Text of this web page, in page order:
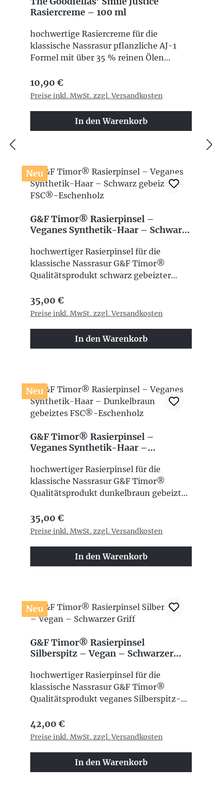
Rasiercreme – 100 ml
hochwertige Rasiercreme für die
klassische Nassrasur pflanzliche AJ-1
Formel mit über 35 % reinen Ölen
Jojobaöl, Süßmandelöl und Kokosöl
unterstützt Hautkomfort, Elastizität und
ergiebiger Schaum ohne zugesetztes
Glycerin eleganter, moderner Duft mit
Regulärer Preis:
10,90 €
Preise inkl. MwSt. zzgl. Versandkosten
In den Warenkorb
Neu
G&F Timor® Rasierpinsel –
Veganes Synthetik-Haar – Schwarz
hochwertiger Rasierpinsel für die
klassische Nassrasur G&F Timor®
Qualitätsprodukt schwarz gebeizter
Holz aus verantwortungsvoller
Forstwirtschaft veganes Synthetikhaar
ideal zum Aufschäumen von Rasierseife
und Rasiercreme dichter und cremiger
Fasern moderne und elegante Optik
Regulärer Preis:
35,00 €
Preise inkl. MwSt. zzgl. Versandkosten
In den Warenkorb
Neu
G&F Timor® Rasierpinsel –
Veganes Synthetik-Haar –
Eschenholz
hochwertiger Rasierpinsel für die
klassische Nassrasur G&F Timor®
Qualitätsprodukt dunkelbraun gebeizter
Holz aus verantwortungsvoller
Forstwirtschaft veganes Synthetikhaar
ideal zum Aufschäumen von Rasierseife
und Rasiercreme dichter und cremiger
Fasern klassische und elegante
Holzoptik
Regulärer Preis:
35,00 €
Preise inkl. MwSt. zzgl. Versandkosten
In den Warenkorb
Neu
G&F Timor® Rasierpinsel
Silberspitz – Vegan – Schwarzer
hochwertiger Rasierpinsel für die
klassische Nassrasur G&F Timor®
Qualitätsprodukt veganes Silberspitz-
hautangenehmes Gefühl ideal zum
Aufschäumen von Rasierseifen und
Schaum schnelltrocknend und
pflegeleicht langlebige und formstabile
Regulärer Preis:
42,00 €
Preise inkl. MwSt. zzgl. Versandkosten
In den Warenkorb